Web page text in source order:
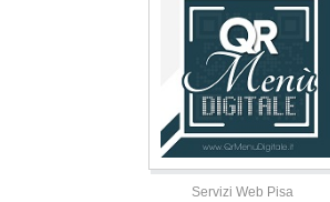
Servizi Web Pisa